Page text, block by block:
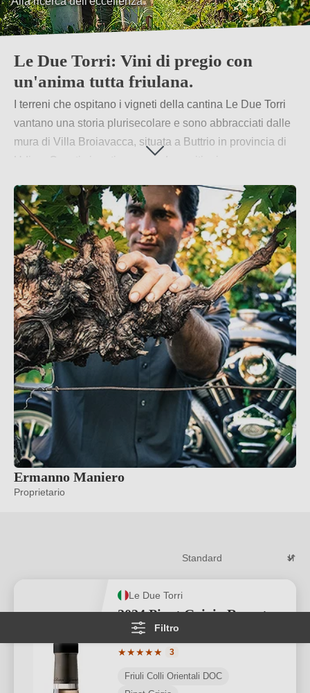
Le Due Torri: Vini di pregio con
un'anima tutta friulana.
I terreni che ospitano i vigneti della cantina Le Due Torri
vantano una storia plurisecolare e sono abbracciati dalle
mura di Villa Broiavacca, situata a Buttrio in provincia di
Udine. Questi vigneti comprendono vitigni come
dedizione.Per saperne di più
Ermanno Maniero
Proprietario
Filtro
Le Due Torri
2024 Pinot Grigio Ramato
Friuli Colli Orientali DOC
★★★★★
Valutazione media di 5 su 5 stelle
3
Friuli Colli Orientali DOC